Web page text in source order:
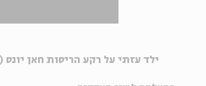
ילד עזתי על רקע הריסות חאן יונס